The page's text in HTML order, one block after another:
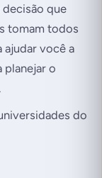
que
tomam todos
ajudar você a
planejar o
do